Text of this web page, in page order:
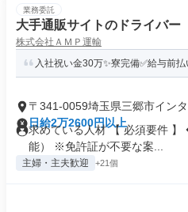
業務委託
大手通販サイトのドライバー
株式会社ＡＭＰ運輸
入社祝い金30万✨寮完備✅給与前払
〒341-0059埼玉県三郷市イン
日給2万2600円以上
求めている人材 【 必須要件
能） ※免許証が不要な案...
主婦・主夫歓迎 +21個